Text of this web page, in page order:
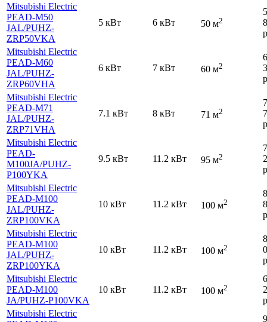
Mitsubishi Electric
PEAD-M50
JAL/PUHZ-
ZRP50VKA
5 кВт 6 кВт 50 м2
Mitsubishi Electric
PEAD-M60
JAL/PUHZ-
ZRP60VHA
6 кВт 7 кВт 60 м2
Mitsubishi Electric
PEAD-M71
JAL/PUHZ-
ZRP71VHA
7.1 кВт 8 кВт 71 м2
Mitsubishi Electric
PEAD-
M100JA/PUHZ-
P100YKA
9.5 кВт 11.2 кВт 95 м2
Mitsubishi Electric
PEAD-M100
JAL/PUHZ-
ZRP100VKA
10 кВт 11.2 кВт 100 м2
Mitsubishi Electric
PEAD-M100
JAL/PUHZ-
ZRP100YKA
10 кВт 11.2 кВт 100 м2
Mitsubishi Electric
PEAD-M100
JA/PUHZ-P100VKA
10 кВт 11.2 кВт 100 м2
Mitsubishi Electric